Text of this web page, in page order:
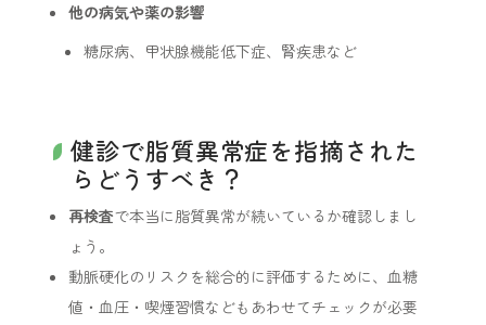
他の病気や薬の影響
糖尿病、甲状腺機能低下症、腎疾患など
健診で脂質異常症を指摘された
らどうすべき？
再検査で本当に脂質異常が続いているか確認しまし
ょう。
動脈硬化のリスクを総合的に評価するために、血糖
値・血圧・喫煙習慣などもあわせてチェックが必要